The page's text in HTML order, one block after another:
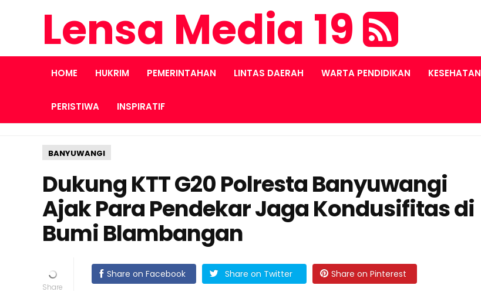
Lensa Media 19
HOME HUKRIM PEMERINTAHAN LINTAS DAERAH WARTA PENDIDIKAN KESEHATAN
PERISTIWA INSPIRATIF
BANYUWANGI
Dukung KTT G20 Polresta Banyuwangi
Ajak Para Pendekar Jaga Kondusifitas di
Bumi Blambangan
Share on Facebook Share on Twitter Share on Pinterest